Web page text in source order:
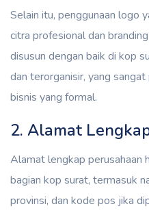
Selain itu, penggunaan logo
citra profesional dan
disusun dengan baik di kop
dan terorganisir, yang
bisnis yang formal.
2. Alamat
Alamat lengkap perusahaan
bagian kop surat, termasuk
provinsi, dan kode pos jika